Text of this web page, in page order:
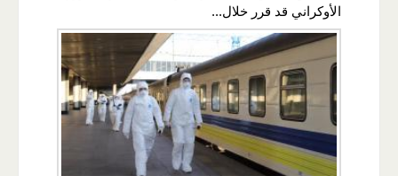
الأوكراني قد قرر خلال...